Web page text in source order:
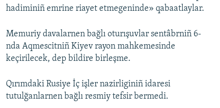
hadiminiñ emrine riayet etmegeninde» qabaatlaylar.
Memuriy davalarnen bağlı oturışuvlar sentâbrniñ 6-
nda Aqmescitniñ Kiyev rayon mahkemesinde
keçirilecek, dep bildire birleşme.
Qırımdaki Rusiye İç işler nazirliginiñ idaresi
tutulğanlarnen bağlı resmiy tefsir bermedi.